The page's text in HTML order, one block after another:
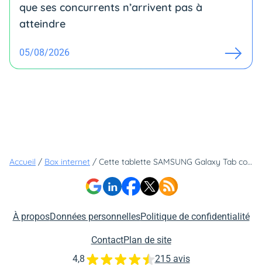
que ses concurrents n’arrivent pas à
atteindre
05/08/2026
Accueil / Box internet / Cette tablette SAMSUNG Galaxy Tab coûte vraiment moins de 10€ - voici comment l'obtenir
À proposDonnées personnellesPolitique de confidentialité
ContactPlan de site
4,8
215 avis